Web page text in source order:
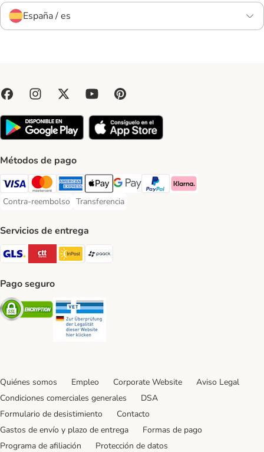
España / es
Métodos de pago
Visa Payment Method
Mastercard Payment Method
American Express Payment Method
Apple Pay Payment Method
Google Pay Payment Method
PayPal Payment Method
Klarna Payment Method
Contra-reembolso
Contra-reembolso Payment Method
Transferencia
Transferencia Payment Method
Servicios de entrega
GLS Shipping Method
CTTExpress Shipping Method
InPost Shipping Method
paack Shipping Method
Pago seguro
Security
Quiénes somos Empleo Corporate Website
Aviso Legal
Condiciones comerciales generales
DSA
Formulario de desistimiento
Contacto
Gastos de envío y plazo de entrega
Formas de pago
Programa de afiliación
Protección de datos